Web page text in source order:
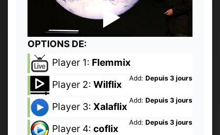
OPTIONS DE:
Player 1: Flemmix
Add: Depuis 3 jours
Player 2: Wilflix
Add: Depuis 3 jours
Player 3: Xalaflix
Add: Depuis 3 jours
Player 4: coflix